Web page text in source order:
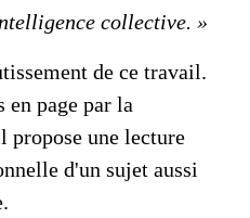
collective. »
de ce travail.
page par la
une lecture
d'un sujet aussi